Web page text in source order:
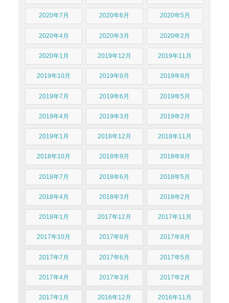
2020年7月 2020年6月 2020年5月
2020年4月 2020年3月 2020年2月
2020年1月 2019年12月 2019年11月
2019年10月 2019年9月 2019年8月
2019年7月 2019年6月 2019年5月
2019年4月 2019年3月 2019年2月
2019年1月 2018年12月 2018年11月
2018年10月 2018年9月 2018年8月
2018年7月 2018年6月 2018年5月
2018年4月 2018年3月 2018年2月
2018年1月 2017年12月 2017年11月
2017年10月 2017年9月 2017年8月
2017年7月 2017年6月 2017年5月
2017年4月 2017年3月 2017年2月
2017年1月 2016年12月 2016年11月